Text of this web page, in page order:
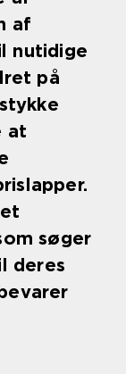
af
nutidige
på
at
søger
deres